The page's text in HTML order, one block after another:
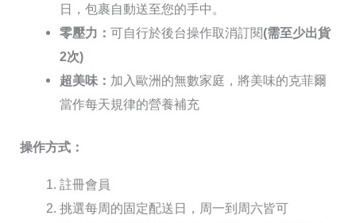
日，包裹自動送至您的手中。
零壓力： 可自行於後台操作取消訂閱(需至少出貨
2次)
超美味： 加入歐洲的無數家庭，將美味的克菲爾
當作每天規律的營養補充
操作方式：
註冊會員
挑選每周的固定配送日， 周一到周六皆可